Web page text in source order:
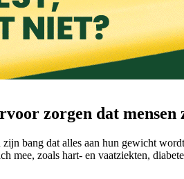
zorgen dat mensen
bang dat alles aan hun gewicht
mee, zoals hart- en vaatziekten,